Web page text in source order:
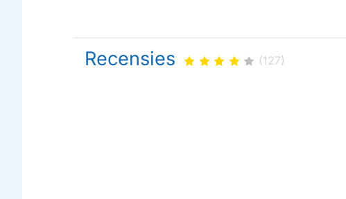
Recensies (127)